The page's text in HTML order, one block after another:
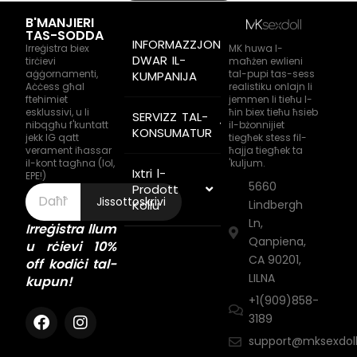
B'MANJIERI
TAS-SODDA
Irreġistra biex
tirċievi
aġġornamenti,
Aċċess għal
ftehimiet
esklussivi, u li
nibqgħu f'kuntatt
jekk IG qatt
verament iħassar
il-kont tagħna (lol,
EPE!)
Jissottoskrivi
Irreġistra llum
u rċievi 10%
off kodiċi tal-
kupun!
INFORMAZZJONI
DWAR IL-
KUMPANIJA
SERVIZZ TAL-
KONSUMATUR
Ixtri l-
Prodott
Kollu
MK huwa l-
maħżen ewlieni
tal-pupi tas-sess
realistiku onlajn li
jemmen li tieħu l-
ħin biex tieħu ħsieb
il-bżonnijiet
tiegħek stess fil-
ħajja tiegħek ta
'kuljum.
5660
Lindbergh
Ln,
Qanpiena,
CA 90201,
LILNA
+1(909)858-
3189